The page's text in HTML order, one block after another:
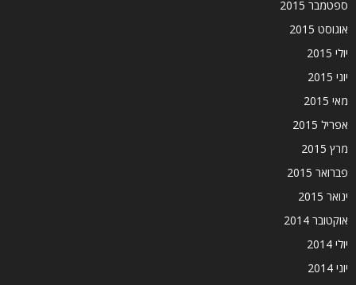
ספטמבר 2015
אוגוסט 2015
יולי 2015
יוני 2015
מאי 2015
אפריל 2015
מרץ 2015
פברואר 2015
ינואר 2015
אוקטובר 2014
יולי 2014
יוני 2014